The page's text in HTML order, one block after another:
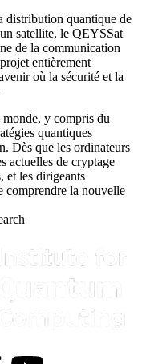
distribution quantique de
satellite, le QEYSSat
de la communication
entièrement
où la sécurité et la
monde, y compris du
quantiques
Dès que les ordinateurs
actuelles de cryptage
et les dirigeants
comprendre la nouvelle